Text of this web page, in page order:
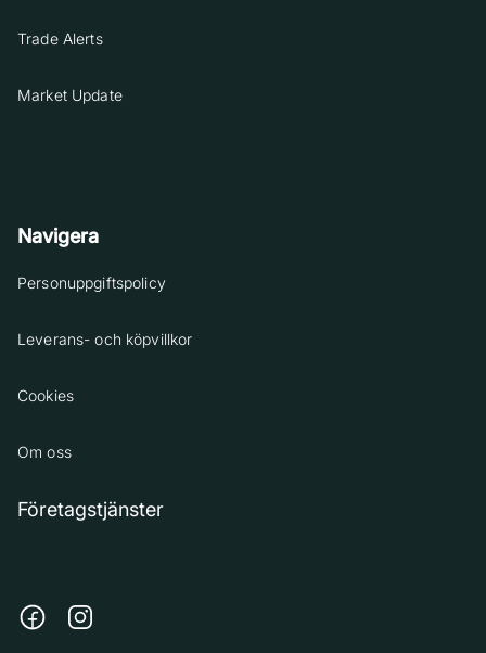
Trade Alerts
Market Update
Navigera
Personuppgiftspolicy
Leverans- och köpvillkor
Cookies
Om oss
Företagstjänster